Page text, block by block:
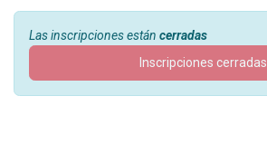
Las inscripciones están cerradas
Inscripciones cerradas